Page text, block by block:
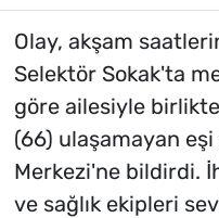
Olay, akşam
Selektör Sokak'ta
göre ailesiyle
(66) ulaşamayan eşi
Merkezi'ne bildirdi.
ve sağlık ekipleri